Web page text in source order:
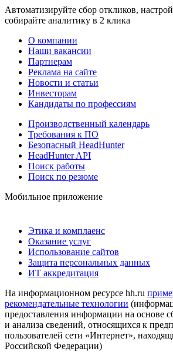
Автоматизируйте сбор откликов,
собирайте аналитику в 2 клика
О компании
Наши вакансии
Партнерам
Реклама на сайте
Новости и статьи
Инвесторам
Кандидаты по профессиям
Производственный календарь
Требования к ПО
Безопасный HeadHunter
HeadHunter API
Поиск работы
Поиск по резюме
Мобильное приложение
Этика и комплаенс
Оказание услуг
Использование сайтов
Защита персональных данных
ИТ аккредитация
На информационном ресурсе hh.ru
рекомендательные технологии
предоставления информации на основе
и анализа сведений, относящихся к
пользователей сети «Интернет»,
Российской Федерации)